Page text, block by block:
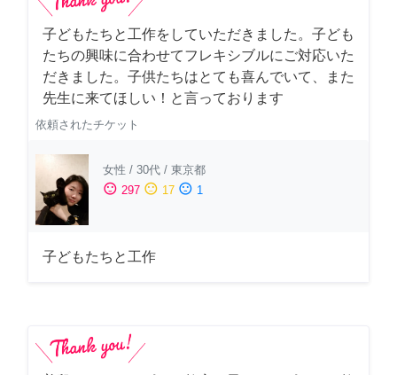
子どもたちと工作をしていただきました。子ども
たちの興味に合わせてフレキシブルにご対応いた
だきました。子供たちはとても喜んでいて、また
先生に来てほしい！と言っております
依頼されたチケット
女性 / 30代 / 東京都
sentiment_satisfied 297 sentiment_neutral 17 sentiment_dissatisfied 1
子どもたちと工作